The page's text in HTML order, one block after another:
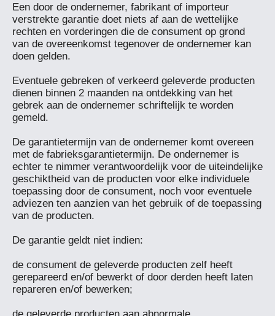
Een door de ondernemer, fabrikant of importeur
verstrekte garantie doet niets af aan de wettelijke
rechten en vorderingen die de consument op grond
van de overeenkomst tegenover de ondernemer kan
doen gelden.
Eventuele gebreken of verkeerd geleverde producten
dienen binnen 2 maanden na ontdekking van het
gebrek aan de ondernemer schriftelijk te worden
gemeld.
De garantietermijn van de ondernemer komt overeen
met de fabrieksgarantietermijn. De ondernemer is
echter te nimmer verantwoordelijk voor de uiteindelijke
geschiktheid van de producten voor elke individuele
toepassing door de consument, noch voor eventuele
adviezen ten aanzien van het gebruik of de toepassing
van de producten.
De garantie geldt niet indien:
de consument de geleverde producten zelf heeft
gerepareerd en/of bewerkt of door derden heeft laten
repareren en/of bewerken;
de geleverde producten aan abnormale